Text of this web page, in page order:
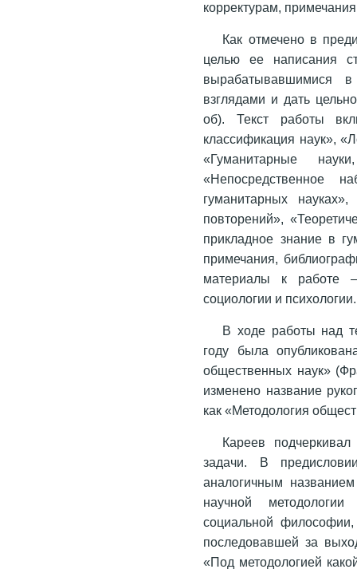
корректурам,
Как отмечено в
целью ее написания
вырабатывавшимися в
взглядами и дать
об). Текст работы
классификация наук»,
«Гуманитарные
«Непосредственное
гуманитарных
повторений»,
прикладное знание в
примечания,
материалы к работе
социологии и психологии.
В ходе работы над
году была
общественных наук»
изменено название
как «Методология
Кареев
задачи. В
аналогичным
научной
социальной
последовавшей за
«Под методологией